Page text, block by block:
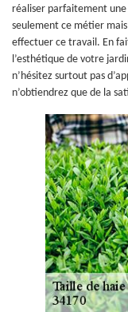
réaliser parfaitement
seulement ce métier
effectuer ce travail. En
l’esthétique de votre
n’hésitez surtout pas
n’obtiendrez que de la